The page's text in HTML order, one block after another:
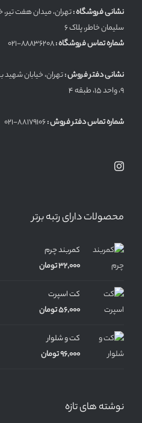
نشانی فروشگاه :تهران، میدان هفت تیر،
سلیمان خاطر، پلاک 6
شماره تماس فروشگاه :
نشانی دفتر فروش :
9، واحد 15، طبقه 4
شماره تماس دفتر فروش :
محصولات دارای رتبه برتر
کمربند چرم
32,000تومان
کت اسپرت
56,000تومان
کت و شلوار
96,000تومان
نوشته های تازه